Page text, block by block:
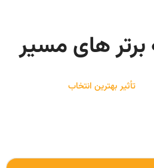
برتر های مسیر
تأثیر بهترین انتخاب